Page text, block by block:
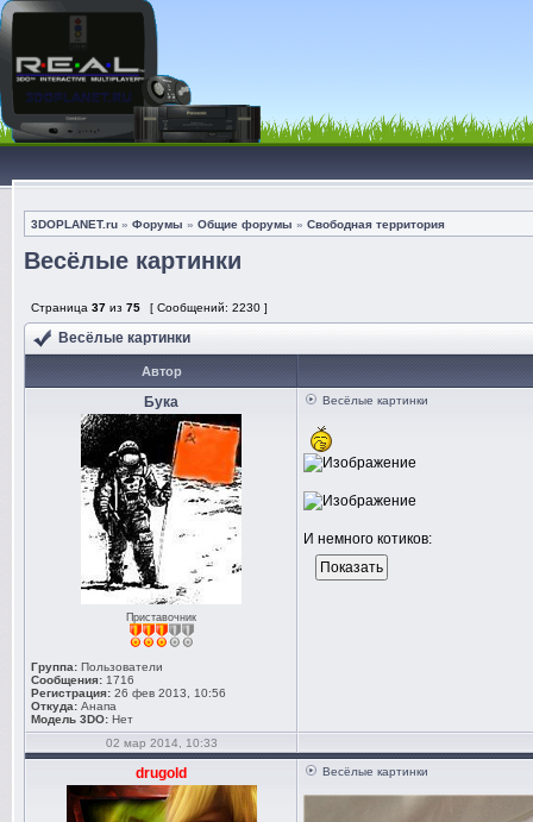
3DOPLANET.ru » Форумы » Общие форумы » Свободная территория
Весёлые картинки
Страница 37 из 75 [ Сообщений: 2230 ]
Весёлые картинки
Автор
Бука
Приставочник
Группа: Пользователи
Сообщения: 1716
Регистрация: 26 фев 2013, 10:56
Откуда: Анапа
Модель 3DO: Нет
Весёлые картинки
И немного котиков:
02 мар 2014, 10:33
drugold Весёлые картинки